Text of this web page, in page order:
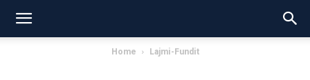
Home Lajmi-Fundit